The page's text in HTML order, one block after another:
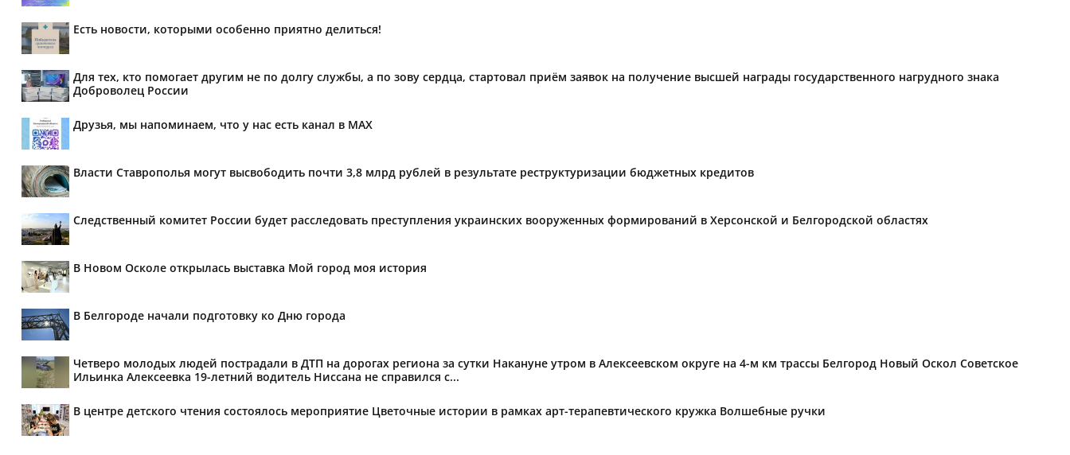
Есть новости, которыми особенно приятно делиться!
Для тех, кто помогает другим не по долгу службы, а по зову сердца, стартовал приём заявок на получение высшей награды государственного нагрудного знака
Доброволец России
Друзья, мы напоминаем, что у нас есть канал в МАХ
Власти Ставрополья могут высвободить почти 3,8 млрд рублей в результате реструктуризации бюджетных кредитов
Следственный комитет России будет расследовать преступления украинских вооруженных формирований в Херсонской и Белгородской областях
В Новом Осколе открылась выставка Мой город моя история
В Белгороде начали подготовку ко Дню города
Четверо молодых людей пострадали в ДТП на дорогах региона за сутки Накануне утром в Алексеевском округе на 4-м км трассы Белгород Новый Оскол Советское
Ильинка Алексеевка 19-летний водитель Ниссана не справился с...
В центре детского чтения состоялось мероприятие Цветочные истории в рамках арт-терапевтического кружка Волшебные ручки